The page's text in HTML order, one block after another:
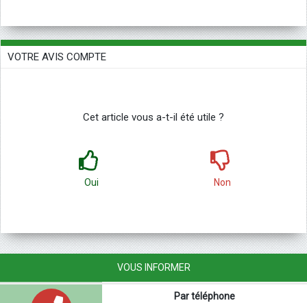
VOTRE AVIS COMPTE
Cet article vous a-t-il été utile ?
Oui Non
VOUS INFORMER
Par téléphone